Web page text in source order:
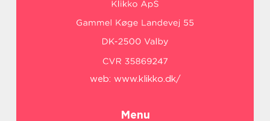
web: www.klikko.dk/
Menu